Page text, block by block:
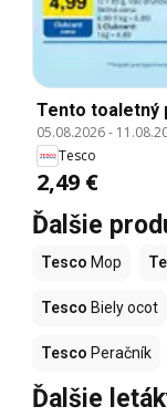
Tento toaletný
05.08.2026-
Tesco
2,49 €
Ďalšie
Tesco Mop
Tesco Biely ocot
Tesco Peračník
Ďalšie